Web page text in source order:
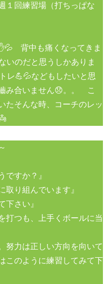
１回練習場（打ちっぱな
背中も痛くなってきま
のだと思うしかありま
レ💪💦などもしたいと思
み合いません😞。。 こ
たそんな時、コーチのレッ
ですか？』
取り組んでいます』
下さい』
打つも、上手くボールに当
努力は正しい方向を向いて
このように練習してみて下